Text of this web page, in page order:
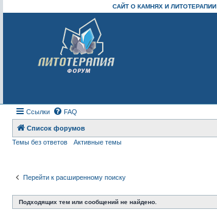
САЙТ О КАМНЯХ И ЛИТОТЕРАПИИ
Ссылки FAQ
Список форумов
Темы без ответов
Активные темы
Перейти к расширенному поиску
Подходящих тем или сообщений не найдено.